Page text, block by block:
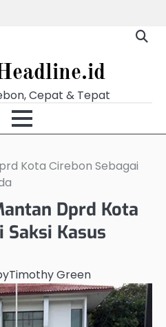
Cepat & Tepat
Kota Cirebon Sebagai
Dprd Kota
Saksi Kasus
Timothy Green